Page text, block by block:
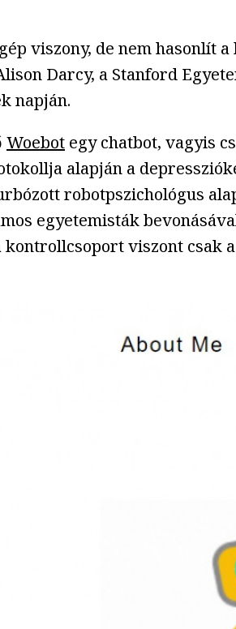
viszony, de nem hasonlít
Darcy, a Stanford
napján.
Woebot egy chatbot, vagyis
alapján a
robotpszichológus
egyetemisták
viszont csak